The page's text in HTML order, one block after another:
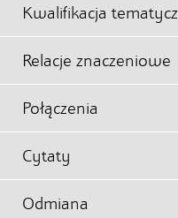
Kwalifikacja
Relacje znaczeniowe
Połączenia
Cytaty
Odmiana